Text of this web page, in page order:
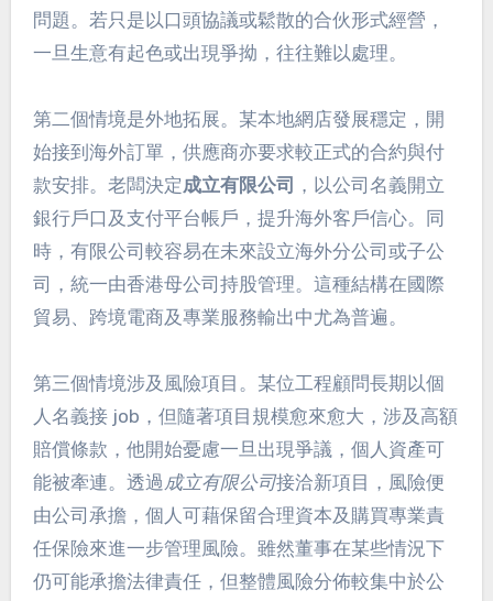
問題。若只是以口頭協議或鬆散的合伙形式經營，
一旦生意有起色或出現爭拗，往往難以處理。
第二個情境是外地拓展。某本地網店發展穩定，開
始接到海外訂單，供應商亦要求較正式的合約與付
款安排。老闆決定成立有限公司 ，以公司名義開立
銀行戶口及支付平台帳戶，提升海外客戶信心。同
時，有限公司較容易在未來設立海外分公司或子公
司，統一由香港母公司持股管理。這種結構在國際
貿易、跨境電商及專業服務輸出中尤為普遍。
第三個情境涉及風險項目。某位工程顧問長期以個
人名義接 job，但隨著項目規模愈來愈大，涉及高額
賠償條款，他開始憂慮一旦出現爭議，個人資產可
能被牽連。透過成立有限公司接洽新項目，風險便
由公司承擔，個人可藉保留合理資本及購買專業責
任保險來進一步管理風險。雖然董事在某些情況下
仍可能承擔法律責任，但整體風險分佈較集中於公